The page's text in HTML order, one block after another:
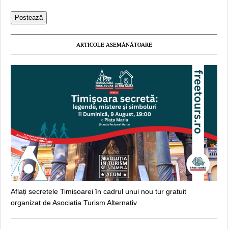
ARTICOLE ASEMĂNĂTOARE
Aflați secretele Timișoarei în cadrul unui nou tur gratuit
organizat de Asociația Turism Alternativ